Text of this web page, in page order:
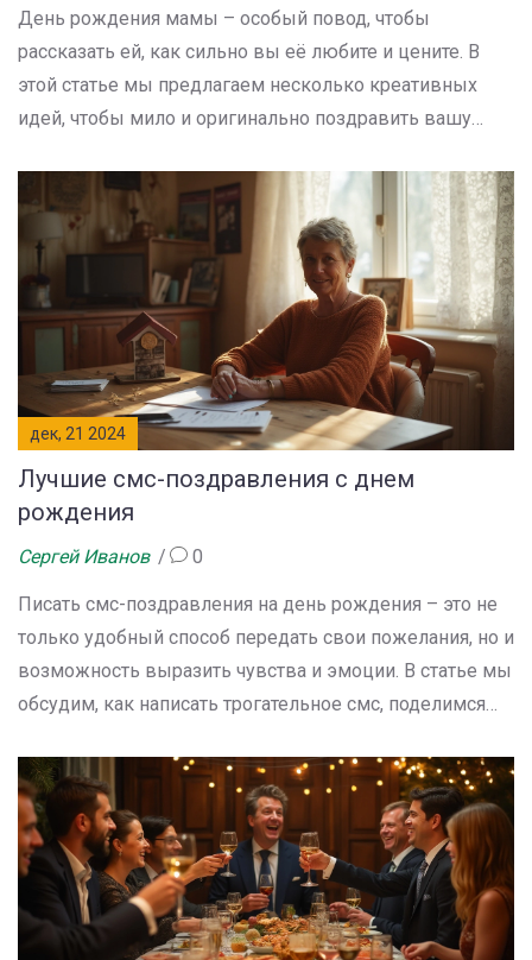
День рождения мамы – особый повод, чтобы
рассказать ей, как сильно вы её любите и цените. В
этой статье мы предлагаем несколько креативных
идей, чтобы мило и оригинально поздравить вашу
с помощью простых, но эффективных способов. Ведь
мама заслуживает самого лучшего внимания в этот
день. Поддержите её с теплом и заботой.
дек, 21 2024
Лучшие смс-поздравления с днем
рождения
Сергей Иванов 0
Писать смс-поздравления на день рождения – это не
только удобный способ передать свои пожелания, но и
возможность выразить чувства и эмоции. В статье мы
обсудим, как написать трогательное смс, поделимся
внимание уделим коротким, но емким пожеланиям.
Эти советы помогут каждому быть оригинальнее в
своих поздравлениях. Мы покажем, как искренность и
творчество могут радовать и запоминаться.